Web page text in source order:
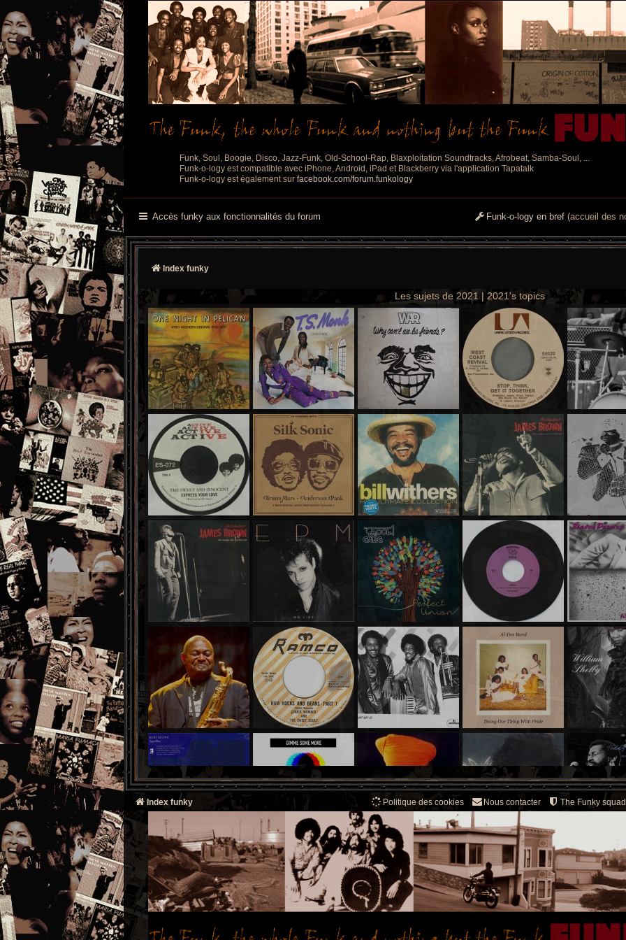
Funk, Soul, Boogie, Disco, Jazz-Funk, Old-School-Rap, Blaxploitation Soundtracks, Afrobeat, Samba-Soul, ...
Funk-o-logy est compatible avec iPhone, Android, iPad et Blackberry via l'application Tapatalk
Funk-o-logy est également sur facebook.com/forum.funkology
Accès funky aux fonctionnalités du forum Funk-o-logy en bref (accueil des
Index funky
Les sujets de 2021 | 2021's topics
Index funky The Funky squad
Nous contacter
Politique des cookies